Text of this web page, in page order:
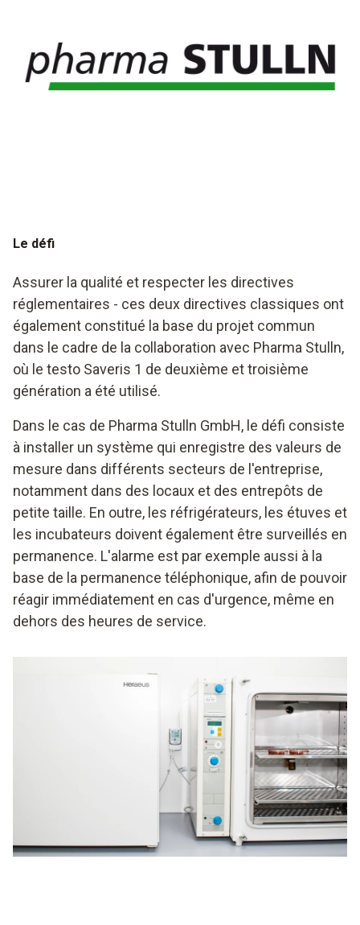
Le défi
Assurer la qualité et respecter les directives
réglementaires - ces deux directives classiques ont
également constitué la base du projet commun
dans le cadre de la collaboration avec Pharma Stulln,
où le testo Saveris 1 de deuxième et troisième
génération a été utilisé.
Dans le cas de Pharma Stulln GmbH, le défi consiste
à installer un système qui enregistre des valeurs de
mesure dans différents secteurs de l'entreprise,
notamment dans des locaux et des entrepôts de
petite taille. En outre, les réfrigérateurs, les étuves et
les incubateurs doivent également être surveillés en
permanence. L'alarme est par exemple aussi à la
base de la permanence téléphonique, afin de pouvoir
réagir immédiatement en cas d'urgence, même en
dehors des heures de service.